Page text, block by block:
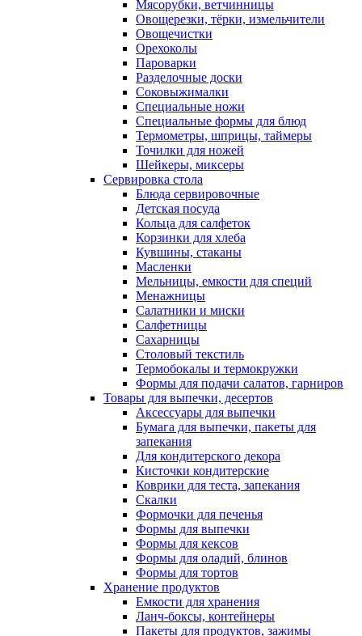
Мясорубки, ветчинницы
Овощерезки, тёрки, измельчители
Овощечистки
Орехоколы
Пароварки
Разделочные доски
Соковыжималки
Специальные ножи
Специальные формы для блюд
Термометры, шприцы, таймеры
Точилки для ножей
Шейкеры, миксеры
Сервировка стола
Блюда сервировочные
Детская посуда
Кольца для салфеток
Корзинки для хлеба
Кувшины, стаканы
Масленки
Мельницы, емкости для специй
Менажницы
Салатники и миски
Салфетницы
Сахарницы
Столовый текстиль
Термобокалы и термокружки
Формы для подачи салатов, гарниров
Товары для выпечки, десертов
Аксессуары для выпечки
Бумага для выпечки, пакеты для
запекания
Для кондитерского декора
Кисточки кондитерские
Коврики для теста, запекания
Скалки
Формочки для печенья
Формы для выпечки
Формы для кексов
Формы для оладий, блинов
Формы для тортов
Хранение продуктов
Емкости для хранения
Ланч-боксы, контейнеры
Пакеты для продуктов, зажимы